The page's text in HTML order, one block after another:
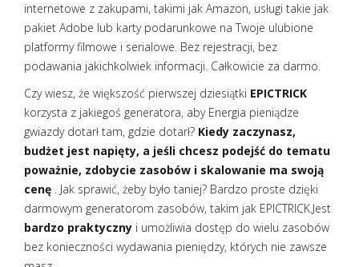
internetowe z zakupami, takimi jak Amazon, usługi takie jak
pakiet Adobe lub karty podarunkowe na Twoje ulubione
platformy filmowe i serialowe. Bez rejestracji, bez
podawania jakichkolwiek informacji. Całkowicie za darmo.
Czy wiesz, że większość pierwszej dziesiątki EPICTRICK
korzysta z jakiegoś generatora, aby Energia pieniądze
gwiazdy dotarł tam, gdzie dotarł? Kiedy zaczynasz,
budżet jest napięty, a jeśli chcesz podejść do tematu
poważnie, zdobycie zasobów i skalowanie ma swoją
cenę . Jak sprawić, żeby było taniej? Bardzo proste dzięki
darmowym generatorom zasobów, takim jak EPICTRICK.Jest
bardzo praktyczny i umożliwia dostęp do wielu zasobów
bez konieczności wydawania pieniędzy, których nie zawsze